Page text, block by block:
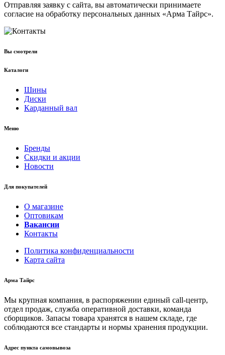
Отправляя заявку с сайта, вы автоматически принимаете
согласие на обработку персональных данных «Арма Тайрс».
Вы смотрели
Каталоги
Шины
Диски
Карданный вал
Меню
Бренды
Скидки и акции
Новости
Для покупателей
О магазине
Оптовикам
Вакансии
Контакты
Политика конфиденциальности
Карта сайта
Арма Тайрс
Мы крупная компания, в распоряжении единый call-центр,
отдел продаж, служба оперативной доставки, команда
сборщиков. Запасы товара хранятся в нашем складе, где
соблюдаются все стандарты и нормы хранения продукции.
Адрес пункта самовывоза